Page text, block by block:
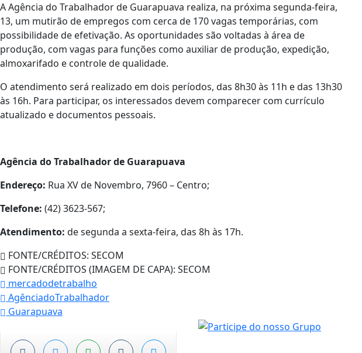
A Agência do Trabalhador de Guarapuava realiza, na próxima segunda-feira,
13, um mutirão de empregos com cerca de 170 vagas temporárias, com
possibilidade de efetivação. As oportunidades são voltadas à área de
produção, com vagas para funções como auxiliar de produção, expedição,
almoxarifado e controle de qualidade.
O atendimento será realizado em dois períodos, das 8h30 às 11h e das 13h30
às 16h. Para participar, os interessados devem comparecer com currículo
atualizado e documentos pessoais.
Agência do Trabalhador de Guarapuava
Endereço: Rua XV de Novembro, 7960 – Centro;
Telefone: (42) 3623-567;
Atendimento: de segunda a sexta-feira, das 8h às 17h.
FONTE/CRÉDITOS: SECOM
FONTE/CRÉDITOS (IMAGEM DE CAPA): SECOM
mercadodetrabalho
AgênciadoTrabalhador
Guarapuava